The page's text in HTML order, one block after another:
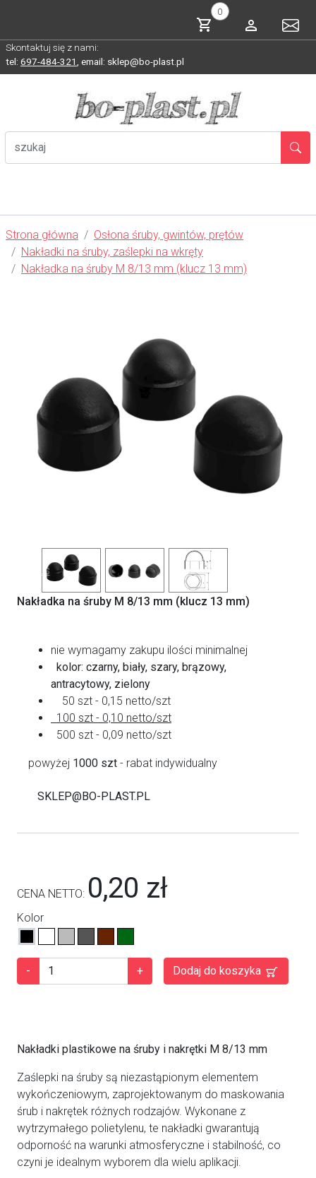
0
Skontaktuj się z nami:
tel: 697-484-321 email: sklep@bo-plast.pl
Strona główna
Osłona śruby, gwintów, prętów
Nakładki na śruby, zaślepki na wkręty
Nakładka na śruby M 8/13 mm (klucz 13 mm)
Previous
Nakładka na śruby M 8/13 mm (klucz 13 mm)
nie wymagamy zakupu ilości minimalnej
kolor: czarny, biały, szary, brązowy,
antracytowy, zielony
50 szt - 0,15 netto/szt
100 szt - 0,10 netto/szt
500 szt - 0,09 netto/szt
powyżej 1000 szt - rabat indywidualny
SKLEP@BO-PLAST.PL
CENA NETTO: 0,20 zł
Kolor
- + Dodaj do koszyka
Nakładki plastikowe na śruby i nakrętki M 8/13 mm
Zaślepki na śruby są niezastąpionym elementem
wykończeniowym, zaprojektowanym do maskowania
śrub i nakrętek różnych rodzajów. Wykonane z
wytrzymałego polietylenu, te nakładki gwarantują
odporność na warunki atmosferyczne i stabilność, co
czyni je idealnym wyborem dla wielu aplikacji.